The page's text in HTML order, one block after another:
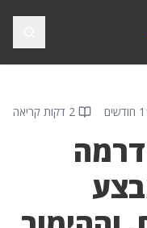
2 דקות קריאה